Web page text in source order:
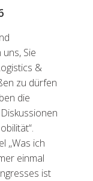
Sie
&
zu dürfen
die
,,Was ich
einmal
ist